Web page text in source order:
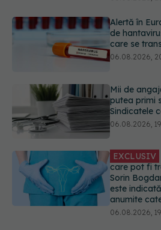
putea primi
Sindicatele
06.08.2026,
care pot fi
Sorin
este
anumite
Greșeala
o fac când
medic
06.08.2026,
URMĂREȘTE-NE ȘI